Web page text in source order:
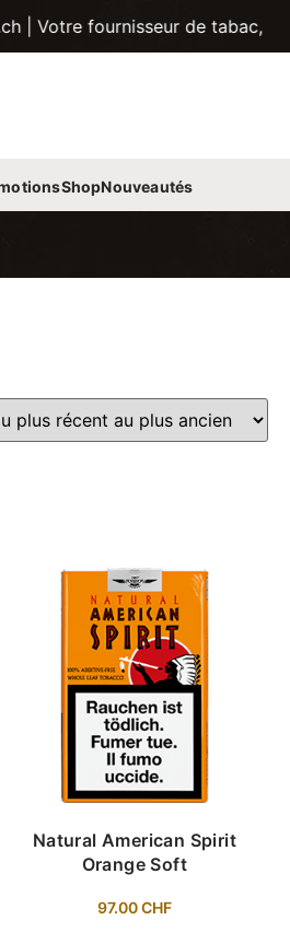
de tabac, tubes,
ShopNouveautés
Natural American Spirit
Orange Soft
97.00CHF